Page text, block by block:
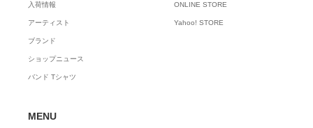
入荷情報
アーティスト
ブランド
ショップニュース
バンド Tシャツ
ONLINE STORE
Yahoo! STORE
MENU